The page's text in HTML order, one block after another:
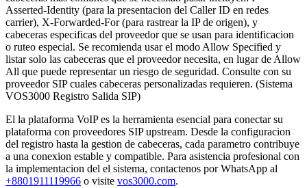
Asserted-Identity (para la presentacion del Caller ID en redes
carrier), X-Forwarded-For (para rastrear la IP de origen), y
cabeceras especificas del proveedor que se usan para identificacion
o ruteo especial. Se recomienda usar el modo Allow Specified y
listar solo las cabeceras que el proveedor necesita, en lugar de Allow
All que puede representar un riesgo de seguridad. Consulte con su
proveedor SIP cuales cabeceras personalizadas requieren. (Sistema
VOS3000 Registro Salida SIP)
El la plataforma VoIP es la herramienta esencial para conectar su
plataforma con proveedores SIP upstream. Desde la configuracion
del registro hasta la gestion de cabeceras, cada parametro contribuye
a una conexion estable y compatible. Para asistencia profesional con
la implementacion del el sistema, contactenos por WhatsApp al
+8801911119966 o visite vos3000.com.